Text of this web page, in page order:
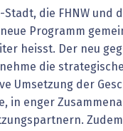
Stadt, die FHNW und
Programm
heisst. Der neu
die
Umsetzung der
in enger